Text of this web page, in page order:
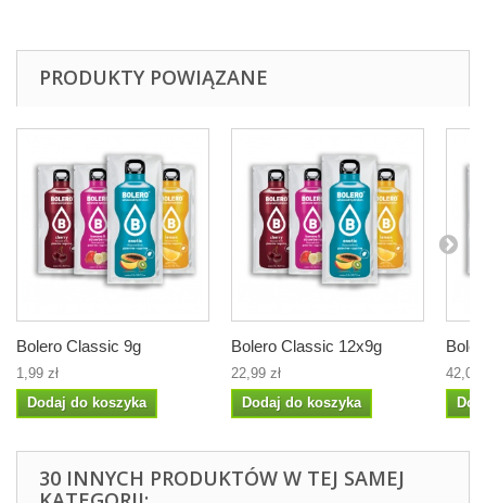
PRODUKTY POWIĄZANE
Bolero Classic 9g
1,99 zł
Dodaj do koszyka
Bolero Classic 12x9g
22,99 zł
Dodaj do koszyka
42,00
30 INNYCH PRODUKTÓW W TEJ SAMEJ